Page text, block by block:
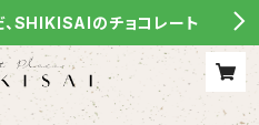
SHIKISAIのチョコレート